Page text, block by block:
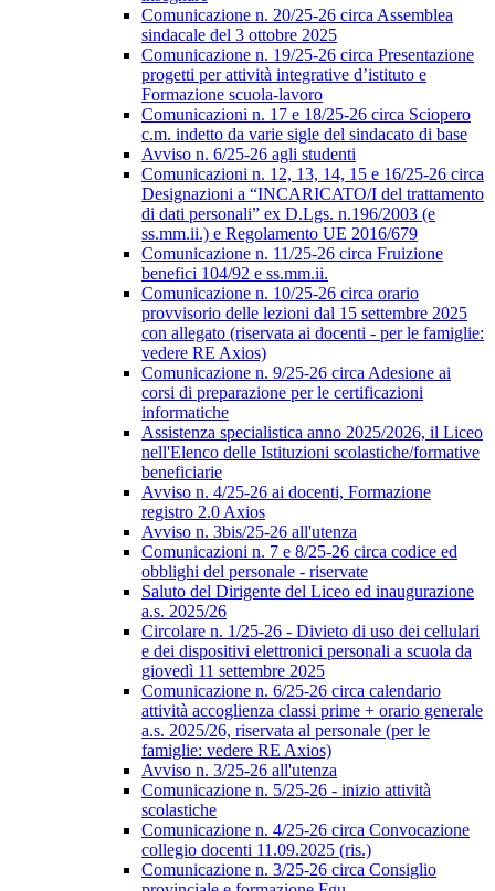
Comunicazione n. 20/25-26 circa Assemblea
sindacale del 3 ottobre 2025
Comunicazione n. 19/25-26 circa Presentazione
progetti per attività integrative d’istituto e
Formazione scuola-lavoro
Comunicazioni n. 17 e 18/25-26 circa Sciopero
c.m. indetto da varie sigle del sindacato di base
Avviso n. 6/25-26 agli studenti
Comunicazioni n. 12, 13, 14, 15 e 16/25-26 circa
Designazioni a “INCARICATO/I del trattamento
di dati personali” ex D.Lgs. n.196/2003 (e
ss.mm.ii.) e Regolamento UE 2016/679
Comunicazione n. 11/25-26 circa Fruizione
benefici 104/92 e ss.mm.ii.
Comunicazione n. 10/25-26 circa orario
provvisorio delle lezioni dal 15 settembre 2025
con allegato (riservata ai docenti - per le famiglie:
vedere RE Axios)
Comunicazione n. 9/25-26 circa Adesione ai
corsi di preparazione per le certificazioni
informatiche
Assistenza specialistica anno 2025/2026, il Liceo
nell'Elenco delle Istituzioni scolastiche/formative
beneficiarie
Avviso n. 4/25-26 ai docenti, Formazione
registro 2.0 Axios
Avviso n. 3bis/25-26 all'utenza
Comunicazioni n. 7 e 8/25-26 circa codice ed
obblighi del personale - riservate
Saluto del Dirigente del Liceo ed inaugurazione
a.s. 2025/26
Circolare n. 1/25-26 - Divieto di uso dei cellulari
e dei dispositivi elettronici personali a scuola da
giovedì 11 settembre 2025
Comunicazione n. 6/25-26 circa calendario
attività accoglienza classi prime + orario generale
a.s. 2025/26, riservata al personale (per le
famiglie: vedere RE Axios)
Avviso n. 3/25-26 all'utenza
Comunicazione n. 5/25-26 - inizio attività
scolastiche
Comunicazione n. 4/25-26 circa Convocazione
collegio docenti 11.09.2025 (ris.)
Comunicazione n. 3/25-26 circa Consiglio